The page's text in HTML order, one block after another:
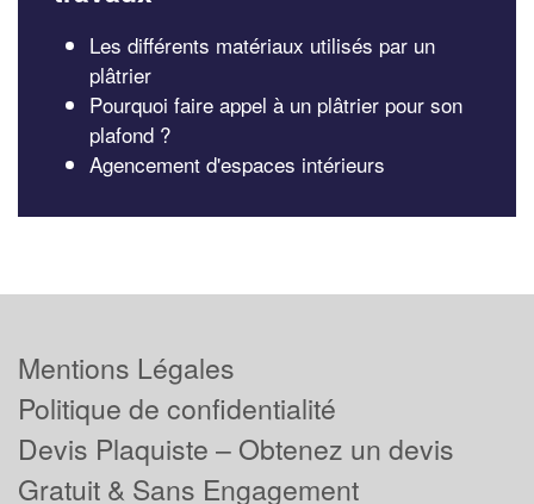
Les différents matériaux utilisés par un
plâtrier
Pourquoi faire appel à un plâtrier pour son
plafond ?
Agencement d'espaces intérieurs
Mentions Légales
Politique de confidentialité
Devis Plaquiste – Obtenez un devis
Gratuit & Sans Engagement